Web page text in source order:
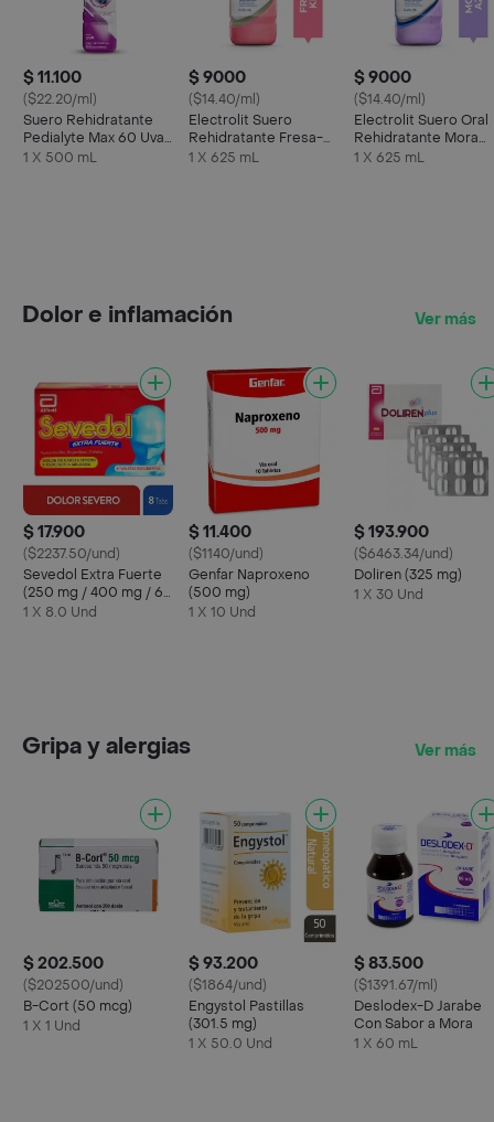
$ 11.100
($22.20/ml)
Suero Rehidratante
Pedialyte Max 60 Uva
Frasco 500 mL
1 X 500 mL
$ 9000
($14.40/ml)
Electrolit Suero
Rehidratante Fresa-
Kiwi
1 X 625 mL
$ 9000
($14.40/ml)
Electrolit Suero Oral
Rehidratante Mora
Azul
1 X 625 mL
Dolor e inflamación Ver más
$ 17.900
($2237.50/und)
Sevedol Extra Fuerte
(250 mg / 400 mg / 65
mg)
1 X 8.0 Und
$ 11.400
($1140/und)
Genfar Naproxeno
(500 mg)
1 X 10 Und
$ 193.900
($6463.34/und)
Doliren (325 mg)
1 X 30 Und
Gripa y alergias Ver más
$ 202.500
($202500/und)
B-Cort (50 mcg)
1 X 1 Und
$ 93.200
($1864/und)
Engystol Pastillas
(301.5 mg)
1 X 50.0 Und
$ 83.500
($1391.67/ml)
Deslodex-D Jarabe
Con Sabor a Mora
1 X 60 mL